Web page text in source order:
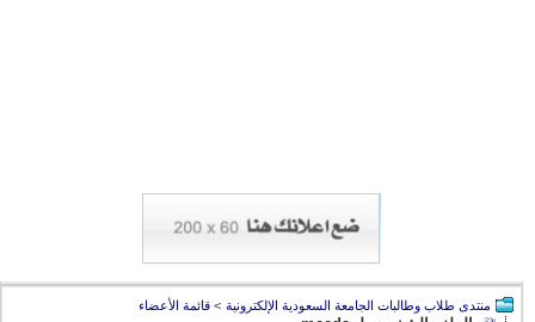
منتدى طلاب وطالبات الجامعة السعودية الإلكترونية > قائمة الأعضاء